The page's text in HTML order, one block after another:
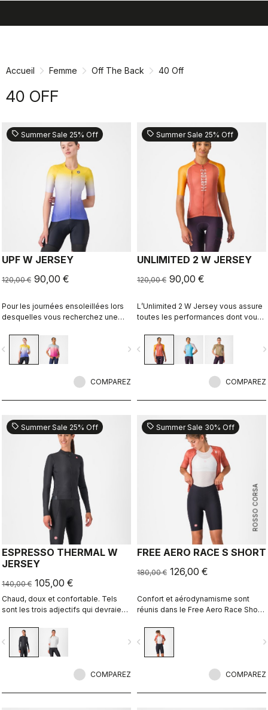
directement
navigation
directement
Accueil Femme Off The Back 40 Off
40 OFF
sell Summer Sale 25% Off
UPF W JERSEY
120,00 € 90,00 €
Pour les journées ensoleillées lors
desquelles vous recherchez une
navigate_next
COMPAREZ
sell Summer Sale 25% Off
UNLIMITED 2 W JERSEY
120,00 € 90,00 €
L’Unlimited 2 W Jersey vous assure
toutes les performances dont vous
longues heures sur votre vélo
navigate_before
COMPAREZ
sell Summer Sale 25% Off
ESPRESSO THERMAL W
JERSEY
140,00 € 105,00 €
Chaud, doux et confortable. Tels
sont les trois adjectifs qui devraient
thermique. L’Espresso Thermal W
Jersey est les trois à la fois.
Délicieusement doux, le tissu vous
contact avec votre peau tout en
important, confort.
navigate_next
COMPAREZ
ROSSO CORSA
sell Summer Sale 30% Off
FREE AERO RACE S SHORT
180,00 € 126,00 €
Confort et aérodynamisme sont
réunis dans le Free Aero Race Short
à ce jour.
navigate_before
COMPAREZ